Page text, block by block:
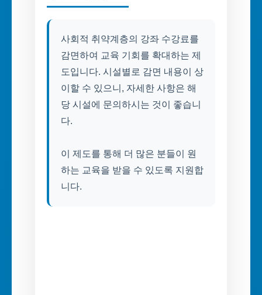
사회적 취약계층의 강좌 수강료를
감면하여 교육 기회를 확대하는 제
도입니다. 시설별로 감면 내용이 상
이할 수 있으니, 자세한 사항은 해
당 시설에 문의하시는 것이 좋습니
다.
이 제도를 통해 더 많은 분들이 원
하는 교육을 받을 수 있도록 지원합
니다.